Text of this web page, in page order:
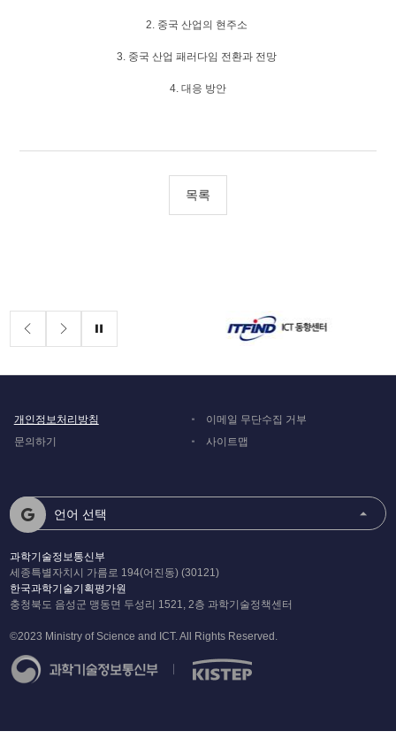
2. 중국 산업의 현주소
3. 중국 산업 패러다임 전환과 전망
4. 대응 방안
목록
배너존
개인정보처리방침
이메일 무단수집 거부
문의하기
사이트맵
언어 선택
과학기술정보통신부
세종특별자치시 가름로 194(어진동) (30121)
한국과학기술기획평가원
충청북도 음성군 맹동면 두성리 1521, 2층 과학기술정책센터
©2023 Ministry of Science and ICT. All Rights Reserved.